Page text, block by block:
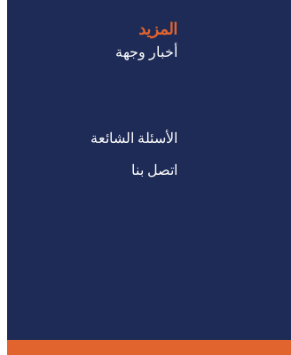
المزيد
أخبار وجهة
الأسئلة الشائعة
اتصل بنا